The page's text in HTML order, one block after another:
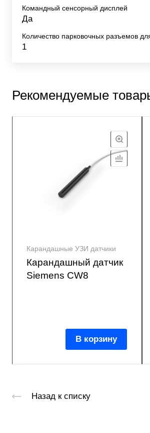
Командный сенсорный дисплей
Да
Количество парковочных разъемов
1
Рекомендуемые
Карандашные УЗИ датчики
Карандашный датчик
Siemens CW8
В корзину
Назад к списку